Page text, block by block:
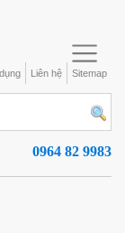
Liên hệ Sitemap
0964 82 9983